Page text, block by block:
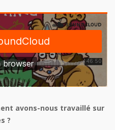
avons-nous travaillé sur
?